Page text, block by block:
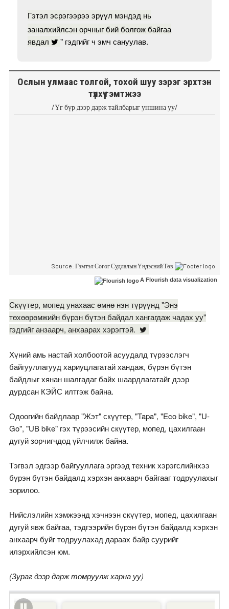
Гэтэл эсрэгээрээ эрүүл мэндэд нь
заналхийлсэн орчныг бий болгож байгаа
явдал
" гэдгийг ч эмч сануулав.
A Flourish data visualization
Скүүтер, мопед унахаас өмнө нэн түрүүнд "Энэ
төхөөрөмжийн бүрэн бүтэн байдал хангагдаж чадах уу"
гэдгийг анзаарч, анхаарах хэрэгтэй.
Хүний амь настай холбоотой асуудалд түрээслэгч
байгууллагууд хариуцлагатай хандаж, бүрэн бүтэн
байдлыг хянан шалгадаг байх шаардлагатайг дээр
дурдсан КЭЙС илтгэж байна.
Одоогийн байдлаар "Жэт" скүүтер, "Tapa", "Eco bike", "U-
Go", "UB bike" гэх түрээсийн скүүтер, мопед, цахилгаан
дугуй зорчигчдод үйлчилж байна.
Тэгвэл эдгээр байгууллага эргээд техник хэрэгслийнхээ
бүрэн бүтэн байдалд хэрхэн анхаарч байгааг тодруулахыг
зорилоо.
Нийслэлийн хэмжээнд хэчнээн скүүтер, мопед, цахилгаан
дугуй явж байгаа, тэдгээрийн бүрэн бүтэн байдалд хэрхэн
анхаарч буйг тодруулахад дараах байр суурийг
илэрхийлсэн юм.
(Зураг дээр дарж томруулж харна уу)